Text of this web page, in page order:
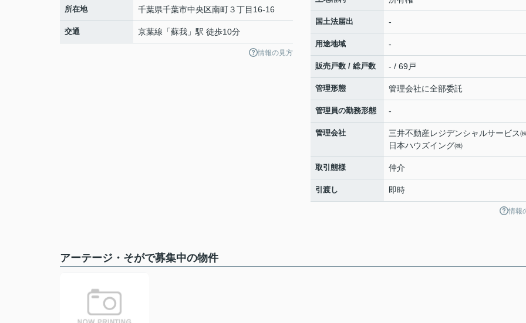
所在地 千葉県千葉市中央区南町３丁目16-16
交通 京葉線 「蘇我 」駅 徒歩10分
情報の見方
国土法届出 -
用途地域 -
販売戸数 / 総戸数 - / 69戸
管理形態 管理会社に全部委託
管理員の勤務形態 -
管理会社
三井不動産レジデンシャルサービス
日本ハウズイング㈱
取引態様 仲介
引渡し 即時
情報
アーテージ・そがで募集中の物件